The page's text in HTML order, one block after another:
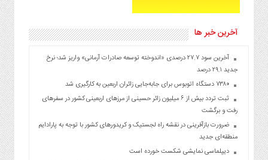
آخرین خبر ها
آخرین سود ۲۷.۷ درصدی «اندوخته توسعه صادرات آرمانی» واریز شد؛ نرخ
جدید ۲۹.۱ درصد
۷۳۸۰ دستگاه اتوبوس برای جابه‌جایی زائران اربعین به‌ کارگیری شد
ثبت تردد بیش از ۶ میلیون زائر حسینی از مرزهای اربعینی کشور در سفرهای
رفت و برگشت
ضرورت بازآفرینی در نقشه راه لجستیک و کریدورهای کشور با توجه به پارادایم
منطقه‌ای جدید
دیپلماسی نمایشی شکست خورده است